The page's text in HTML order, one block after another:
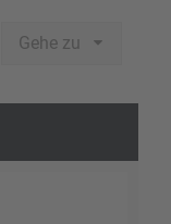
Gehe zu